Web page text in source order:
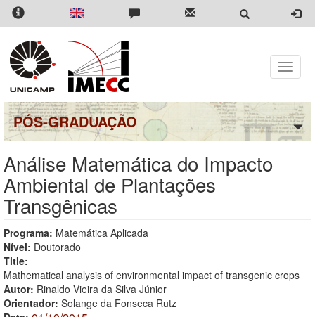
Pular
para
conteúdo
principal
Toggle
PÓS-GRADUAÇÃO
Análise Matemática do Impacto
Ambiental de Plantações
Transgênicas
Programa: Matemática Aplicada
Nível: Doutorado
Title:
Mathematical analysis of environmental impact of transgenic crops
Autor: Rinaldo Vieira da Silva Júnior
Orientador: Solange da Fonseca Rutz